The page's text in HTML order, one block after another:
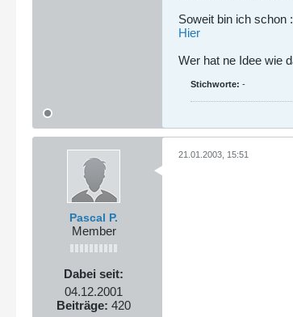
Soweit bin ich schon :
Hier
Wer hat ne Idee wie
Stichworte: -
Pascal P.
Member
Dabei seit:
04.12.2001
Beiträge: 420
21.01.2003, 15:51